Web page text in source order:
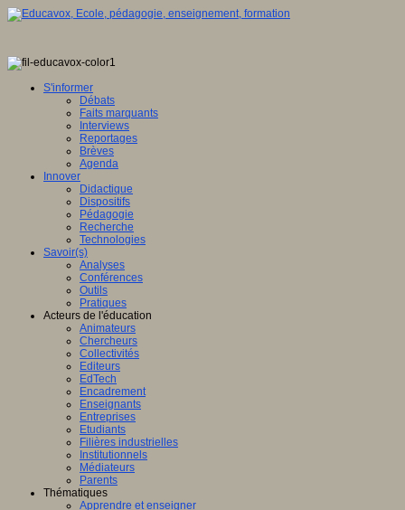
S'informer
Débats
Faits marquants
Interviews
Reportages
Brèves
Agenda
Innover
Didactique
Dispositifs
Pédagogie
Recherche
Technologies
Savoir(s)
Analyses
Conférences
Outils
Pratiques
Acteurs de l'éducation
Animateurs
Chercheurs
Collectivités
Editeurs
EdTech
Encadrement
Enseignants
Entreprises
Etudiants
Filières industrielles
Institutionnels
Médiateurs
Parents
Thématiques
Apprendre et enseigner